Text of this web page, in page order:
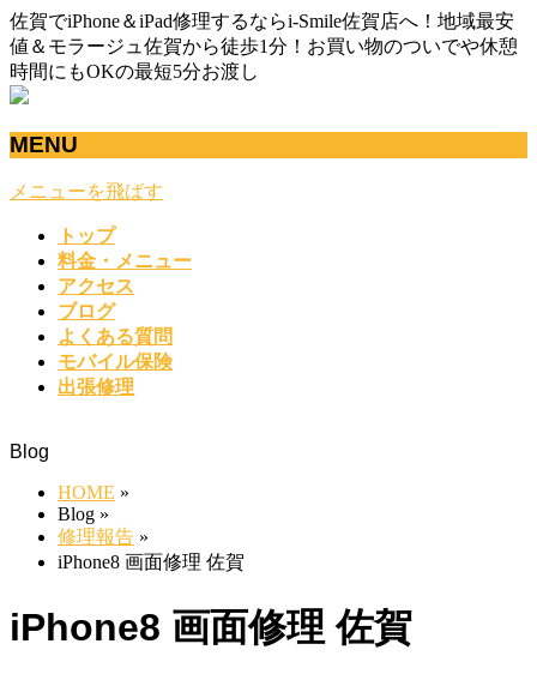
佐賀でiPhone＆iPad修理するならi-Smile佐賀店へ！地域最安
値＆モラージュ佐賀から徒歩1分！お買い物のついでや休憩
時間にもOKの最短5分お渡し
MENU
メニューを飛ばす
トップ
料金・メニュー
アクセス
ブログ
よくある質問
モバイル保険
出張修理
Blog
HOME »
Blog »
修理報告 »
iPhone8 画面修理 佐賀
iPhone8 画面修理 佐賀